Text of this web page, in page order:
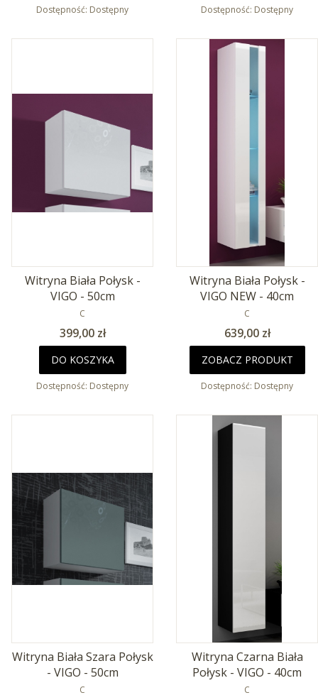
Dostępność: Dostępny Dostępność: Dostępny
Witryna Biała Połysk -
VIGO - 50cm
PRODUCENT
C
Cena
399,00 zł
DO KOSZYKA
Dostępność: Dostępny
Witryna Biała Połysk -
VIGO NEW - 40cm
PRODUCENT
C
Cena
639,00 zł
ZOBACZ PRODUKT
Dostępność: Dostępny
Witryna Biała Szara Połysk
- VIGO - 50cm
PRODUCENT
C
Witryna Czarna Biała
Połysk - VIGO - 40cm
PRODUCENT
C